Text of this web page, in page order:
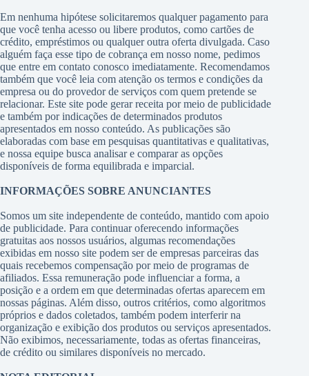
Em nenhuma hipótese solicitaremos qualquer pagamento para
que você tenha acesso ou libere produtos, como cartões de
crédito, empréstimos ou qualquer outra oferta divulgada. Caso
alguém faça esse tipo de cobrança em nosso nome, pedimos
que entre em contato conosco imediatamente. Recomendamos
também que você leia com atenção os termos e condições da
empresa ou do provedor de serviços com quem pretende se
relacionar. Este site pode gerar receita por meio de publicidade
e também por indicações de determinados produtos
apresentados em nosso conteúdo. As publicações são
elaboradas com base em pesquisas quantitativas e qualitativas,
e nossa equipe busca analisar e comparar as opções
disponíveis de forma equilibrada e imparcial.
INFORMAÇÕES SOBRE ANUNCIANTES
Somos um site independente de conteúdo, mantido com apoio
de publicidade. Para continuar oferecendo informações
gratuitas aos nossos usuários, algumas recomendações
exibidas em nosso site podem ser de empresas parceiras das
quais recebemos compensação por meio de programas de
afiliados. Essa remuneração pode influenciar a forma, a
posição e a ordem em que determinadas ofertas aparecem em
nossas páginas. Além disso, outros critérios, como algoritmos
próprios e dados coletados, também podem interferir na
organização e exibição dos produtos ou serviços apresentados.
Não exibimos, necessariamente, todas as ofertas financeiras,
de crédito ou similares disponíveis no mercado.